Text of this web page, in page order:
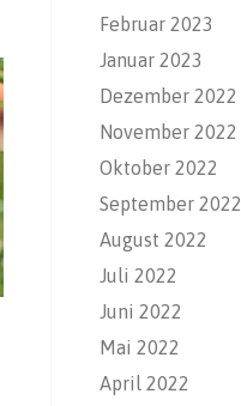
Februar 2023
Januar 2023
Dezember 2022
November 2022
Oktober 2022
September 2022
August 2022
Juli 2022
Juni 2022
Mai 2022
April 2022